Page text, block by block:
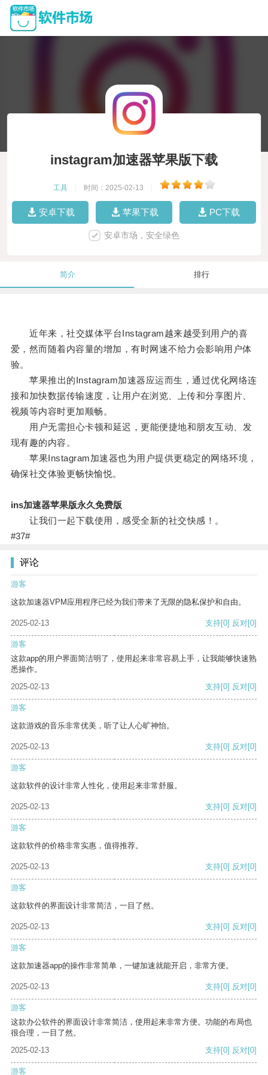
instagram加速器苹果版下载
工具 时间：2025-02-13
安卓下载 苹果下载 PC下载
安卓市场，安全绿色
简介 排行
近年来，社交媒体平台Instagram越来越受到用户的喜
爱，然而随着内容量的增加，有时网速不给力会影响用户体
验。
苹果推出的Instagram加速器应运而生，通过优化网络连
接和加快数据传输速度，让用户在浏览、上传和分享图片、
视频等内容时更加顺畅。
用户无需担心卡顿和延迟，更能便捷地和朋友互动、发
现有趣的内容。
苹果Instagram加速器也为用户提供更稳定的网络环境，
确保社交体验更畅快愉悦。
ins加速器苹果版永久免费版
让我们一起下载使用，感受全新的社交快感！。
#37#
评论
游客
这款加速器VPM应用程序已经为我们带来了无限的隐私保护和自由。
2025-02-13 支持[0] 反对[0]
游客
这款app的用户界面简洁明了，使用起来非常容易上手，让我能够快速熟
悉操作。
2025-02-13
支持[0] 反对[0]
游客
这款游戏的音乐非常优美，听了让人心旷神怡。
2025-02-13 支持[0] 反对[0]
游客
这款软件的设计非常人性化，使用起来非常舒服。
2025-02-13 支持[0] 反对[0]
游客
这款软件的价格非常实惠，值得推荐。
2025-02-13 支持[0] 反对[0]
游客
这款软件的界面设计非常简洁，一目了然。
2025-02-13 支持[0] 反对[0]
游客
这款加速器app的操作非常简单，一键加速就能开启，非常方便。
2025-02-13 支持[0] 反对[0]
游客
这款办公软件的界面设计非常简洁，使用起来非常方便。功能的布局也
很合理，一目了然。
2025-02-13
支持[0] 反对[0]
游客